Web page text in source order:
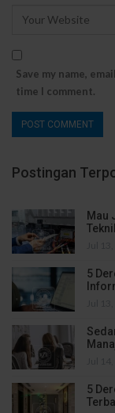
Save my name,
time I comment.
Postingan
Mau
5
5